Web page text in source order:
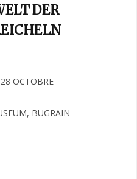
DER
OCTOBRE
BUGRAIN